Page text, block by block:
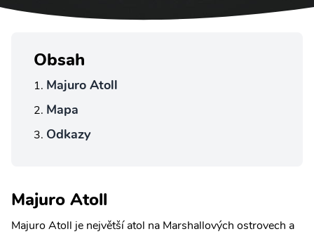
Obsah
Majuro Atoll
Mapa
Odkazy
Majuro Atoll
Majuro Atoll je největší atol na Marshallových ostrovech a